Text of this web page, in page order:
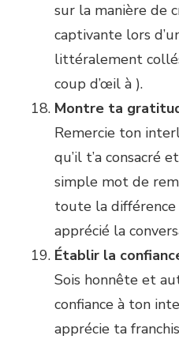
sur la manière de
captivante lors
littéralement
coup d’œil à ).
Montre ta
Remercie ton
qu’il t’a consacré
simple mot de
toute la
apprécié la
Établir la
Sois honnête et
confiance à ton
apprécie ta